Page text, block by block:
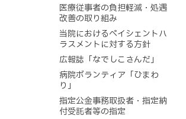
医療従事者の負担軽減・処遇
改善の取り組み
当院におけるペイシェントハ
ラスメントに対する方針
広報誌「なでしこさんだ」
病院ボランティア「ひまわ
り」
指定公金事務取扱者・指定納
付受託者等の指定